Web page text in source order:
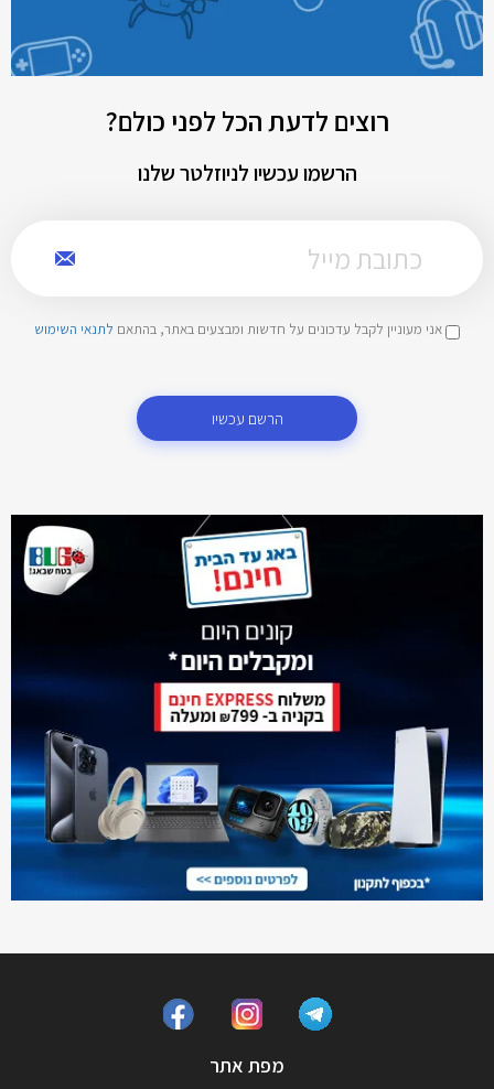
רוצים לדעת הכל לפני כולם?
הרשמו עכשיו לניוזלטר שלנו
אני מעוניין לקבל עדכונים על חדשות ומבצעים באתר, בהתאם לתנאי השימוש
הרשם עכשיו
מפת אתר